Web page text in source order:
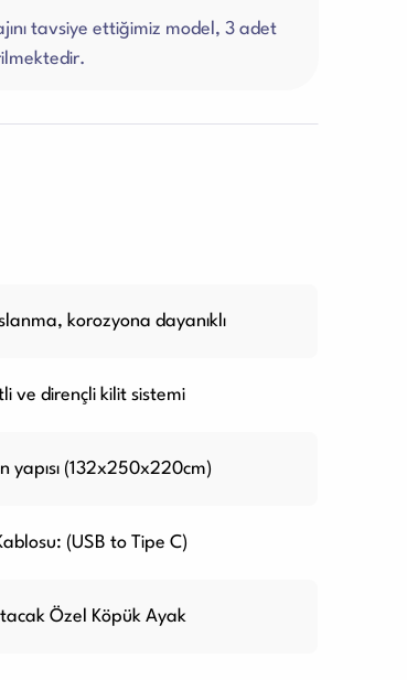
tavsiye ettiğimiz model, 3 adet
korozyona dayanıklı
ve dirençli kilit sistemi
yapısı (132x250x220cm)
(USB to Tipe C)
Özel Köpük Ayak